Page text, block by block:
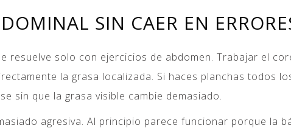
SIN CAER EN
resuelve solo con ejercicios de abdomen. Trabajar el
la grasa localizada. Si haces planchas todos
sin que la grasa visible cambie demasiado.
agresiva. Al principio parece funcionar porque la